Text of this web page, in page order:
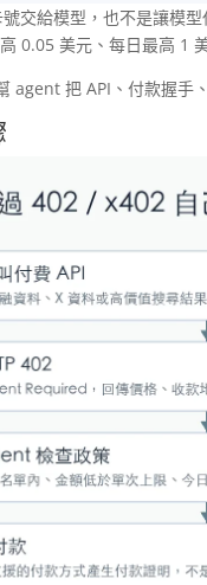
交給模型，也不是讓模
0.05 美元、每日最高 1
agent 把 API、付款握手